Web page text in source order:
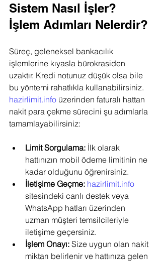
Sistem Nasıl İşler?
İşlem Adımları Nelerdir?
Süreç, geleneksel bankacılık
işlemlerine kıyasla bürokrasiden
uzaktır. Kredi notunuz düşük olsa bile
bu yöntemi rahatlıkla kullanabilirsiniz.
hazirlimit.info üzerinden faturalı hattan
nakit para çekme sürecini şu adımlarla
tamamlayabilirsiniz:
Limit Sorgulama: İlk olarak
hattınızın mobil ödeme limitinin ne
kadar olduğunu öğrenirsiniz.
İletişime Geçme: hazirlimit.info
sitesindeki canlı destek veya
WhatsApp hatları üzerinden
uzman müşteri temsilcileriyle
iletişime geçersiniz.
İşlem Onayı: Size uygun olan nakit
miktarı belirlenir ve hattınıza gelen